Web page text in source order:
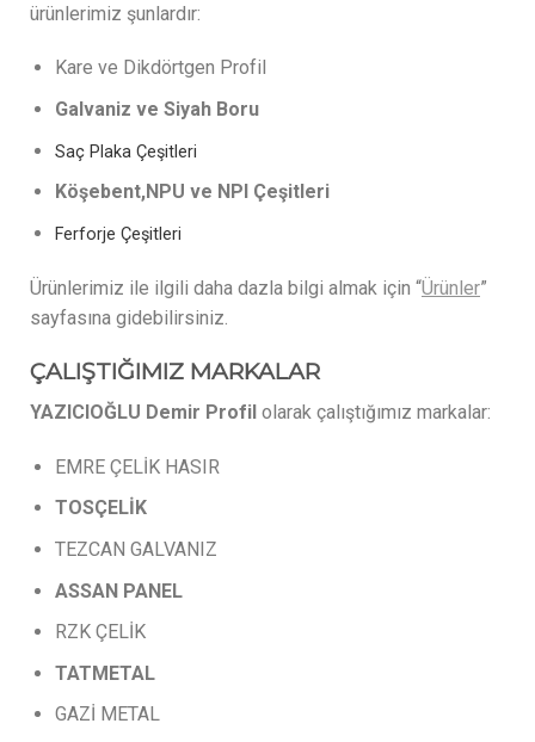
ürünlerimiz şunlardır:
Kare ve Dikdörtgen Profil
Galvaniz ve Siyah Boru
Saç Plaka Çeşitleri
Köşebent,NPU ve NPI Çeşitleri
Ferforje Çeşitleri
Ürünlerimiz ile ilgili daha dazla bilgi almak için “Ürünler”
sayfasına gidebilirsiniz.
ÇALIŞTIĞIMIZ MARKALAR
YAZICIOĞLU Demir Profil olarak çalıştığımız markalar:
EMRE ÇELİK HASIR
TOSÇELİK
TEZCAN GALVANIZ
ASSAN PANEL
RZK ÇELİK
TATMETAL
GAZİ METAL